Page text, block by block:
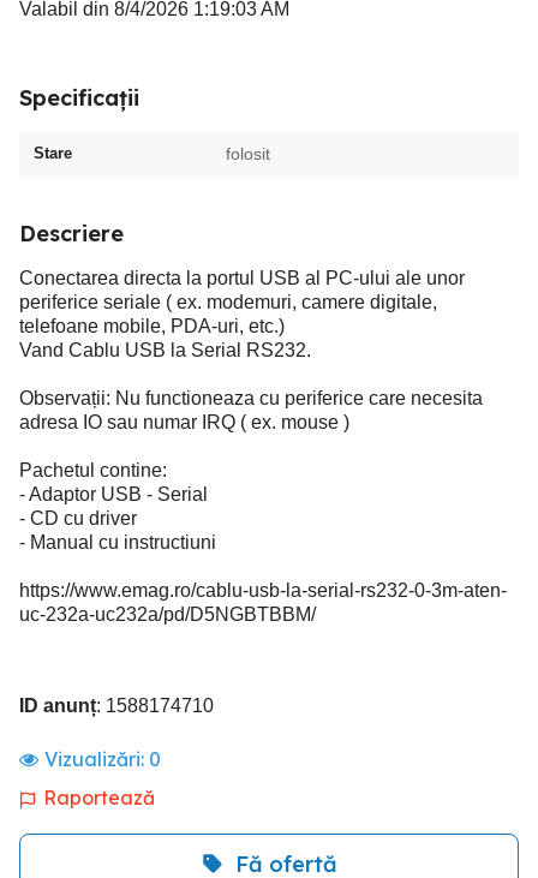
Valabil din 8/4/2026 1:19:03 AM
Specificații
Stare folosit
Descriere
Conectarea directa la portul USB al PC-ului ale unor
periferice seriale ( ex. modemuri, camere digitale,
telefoane mobile, PDA-uri, etc.)
Vand Cablu USB la Serial RS232.
Observații: Nu functioneaza cu periferice care necesita
adresa IO sau numar IRQ ( ex. mouse )
Pachetul contine:
- Adaptor USB - Serial
- CD cu driver
- Manual cu instructiuni
https://www.emag.ro/cablu-usb-la-serial-rs232-0-3m-aten-
uc-232a-uc232a/pd/D5NGBTBBM/
ID anunț: 1588174710
Vizualizări: 0
Raportează
Fă ofertă